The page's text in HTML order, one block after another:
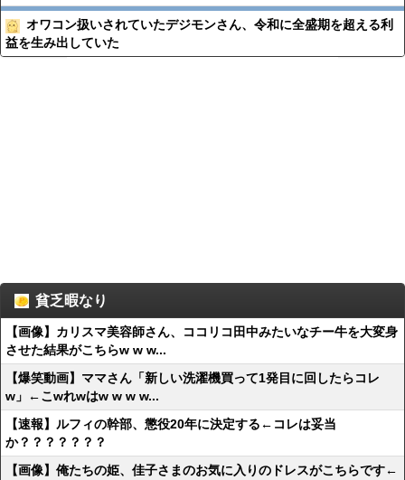
オワコン扱いされていたデジモンさん、令和に全盛期を超える利
益を生み出していた
貧乏暇なり
【画像】カリスマ美容師さん、ココリコ田中みたいなチー牛を大変身
させた結果がこちらw w w...
【爆笑動画】ママさん「新しい洗濯機買って1発目に回したらコレ
w」←こwれwはw w w w...
【速報】ルフィの幹部、懲役20年に決定する←コレは妥当
か？？？？？？？
【画像】俺たちの姫、佳子さまのお気に入りのドレスがこちらです←